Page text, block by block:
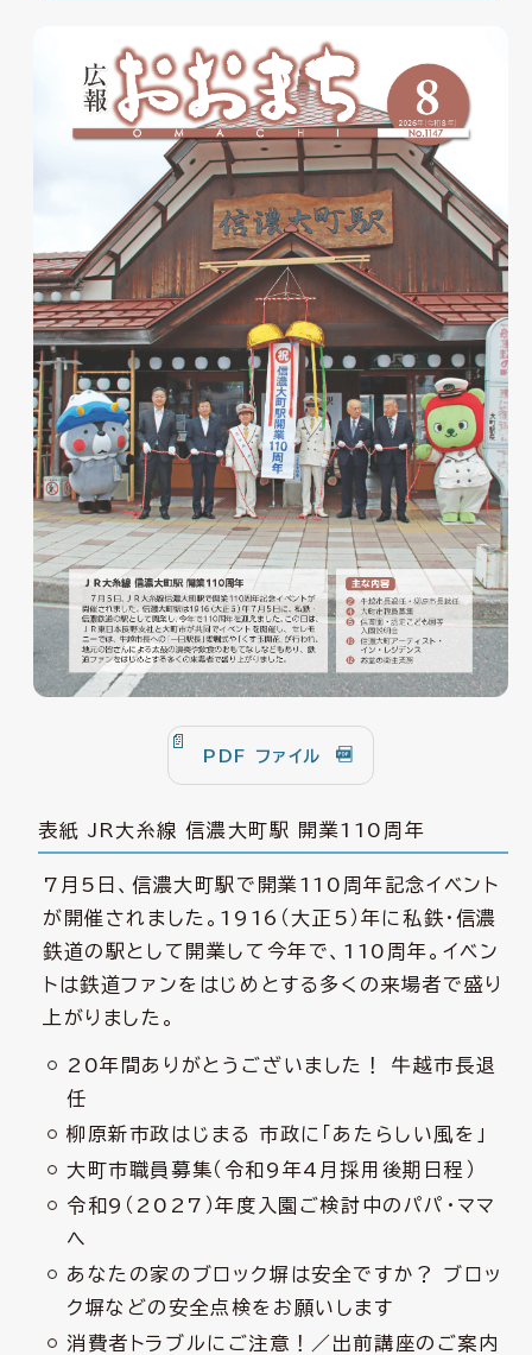
PDF ファイル
表紙 JR大糸線 信濃大町駅 開業110周年
7月5日、信濃大町駅で開業110周年記念イベント
が開催されました。1916（大正5）年に私鉄・信濃
鉄道の駅として開業して今年で、110周年。イベン
トは鉄道ファンをはじめとする多くの来場者で盛り
上がりました。
20年間ありがとうございました！ 牛越市長退
任
柳原新市政はじまる 市政に「あたらしい風を」
大町市職員募集（令和9年4月採用後期日程）
令和9（2027）年度入園ご検討中のパパ・ママ
へ
あなたの家のブロック塀は安全ですか？ ブロッ
ク塀などの安全点検をお願いします
消費者トラブルにご注意！／出前講座のご案内